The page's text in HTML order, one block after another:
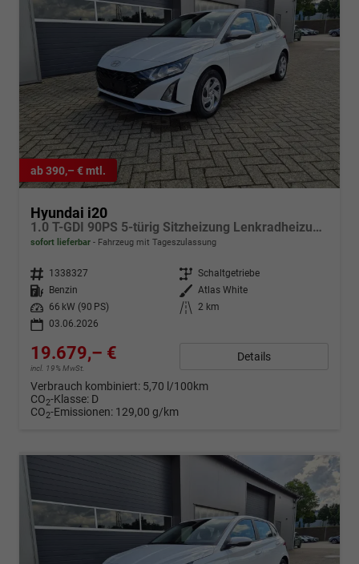
ab 390,– € mtl.
Hyundai i20
1.0 T-GDI 90PS 5-türig Sitzheizung Lenkradheizung Rückf.Kamera PDC Klima Apple CarPlay Android Auto Tempomat Touchscreen
sofort lieferbar Fahrzeug mit Tageszulassung
Fahrzeugnr. 1338327 Getriebe Schaltgetriebe
Kraftstoff
Benzin Außenfarbe Atlas White
Leistung
66 kW (90 PS) Kilometerstand
2 km
03.06.2026
19.679,– €
incl. 19% MwSt.
Details
Verbrauch kombiniert: 5,70 l/100km
CO2-Klasse: D
CO2-Emissionen: 129,00 g/km